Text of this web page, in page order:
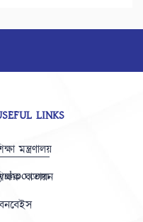
LINKS
মন্ত্রণালয়
বাতায়ন